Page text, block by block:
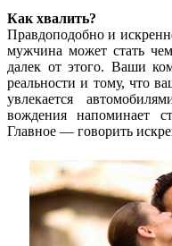
Как хвалить?
Правдоподобно и
мужчина может стать
далек от этого. Ваши
реальности и тому, что
увлекается
вождения напоминает
Главное — говорить